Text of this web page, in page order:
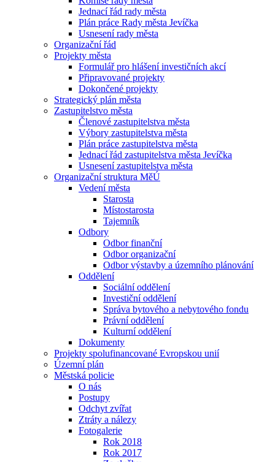
Jednací řád rady města
Plán práce Rady města Jevíčka
Usnesení rady města
Organizační řád
Projekty města
Formulář pro hlášení investičních akcí
Připravované projekty
Dokončené projekty
Strategický plán města
Zastupitelstvo města
Členové zastupitelstva města
Výbory zastupitelstva města
Plán práce zastupitelstva města
Jednací řád zastupitelstva města Jevíčka
Usnesení zastupitelstva města
Organizační struktura MěÚ
Vedení města
Starosta
Místostarosta
Tajemník
Odbory
Odbor finanční
Odbor organizační
Odbor výstavby a územního plánování
Oddělení
Sociální oddělení
Investiční oddělení
Správa bytového a nebytového fondu
Právní oddělení
Kulturní oddělení
Dokumenty
Projekty spolufinancované Evropskou unií
Územní plán
Městská policie
O nás
Postupy
Odchyt zvířat
Ztráty a nálezy
Fotogalerie
Rok 2018
Rok 2017